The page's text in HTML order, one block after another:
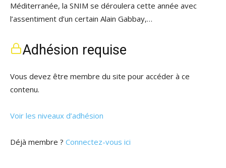
Méditerranée, la SNIM se déroulera cette année avec
l’assentiment d’un certain Alain Gabbay,…
Adhésion requise
Vous devez être membre du site pour accéder à ce
contenu.
Voir les niveaux d’adhésion
Déjà membre ? Connectez-vous ici